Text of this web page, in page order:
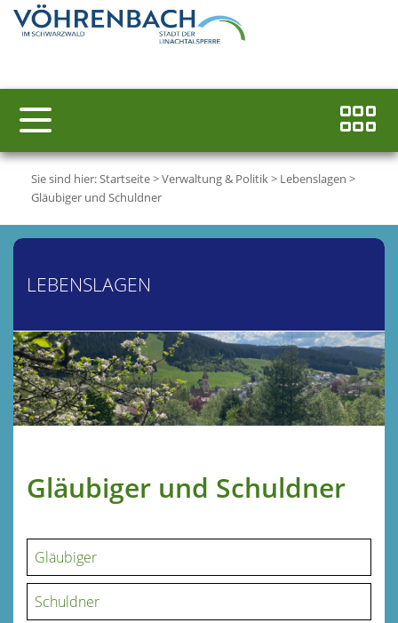
Sie sind hier:Startseite>Verwaltung & Politik> Lebenslagen >
Gläubiger und Schuldner
LEBENSLAGEN
Gläubiger und Schuldner
Gläubiger
Schuldner